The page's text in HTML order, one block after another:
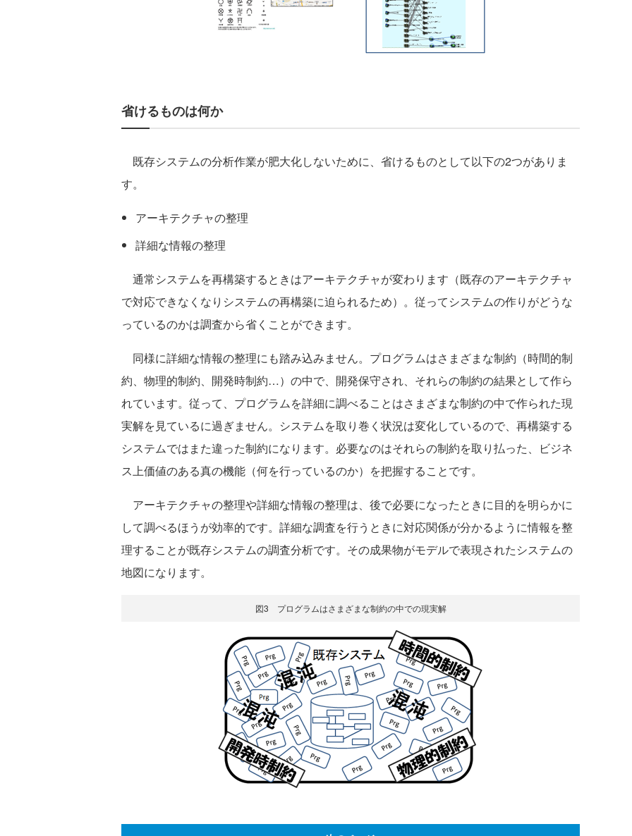
省けるものは何か
既存システムの分析作業が肥大化しないために、省けるものとして以下の2つがありま
す。
アーキテクチャの整理
詳細な情報の整理
通常システムを再構築するときはアーキテクチャが変わります（既存のアーキテクチャ
で対応できなくなりシステムの再構築に迫られるため）。従ってシステムの作りがどうな
っているのかは調査から省くことができます。
同様に詳細な情報の整理にも踏み込みません。プログラムはさまざまな制約（時間的制
約、物理的制約、開発時制約…）の中で、開発保守され、それらの制約の結果として作ら
れています。従って、プログラムを詳細に調べることはさまざまな制約の中で作られた現
実解を見ているに過ぎません。システムを取り巻く状況は変化しているので、再構築する
システムではまた違った制約になります。必要なのはそれらの制約を取り払った、ビジネ
ス上価値のある真の機能（何を行っているのか）を把握することです。
アーキテクチャの整理や詳細な情報の整理は、後で必要になったときに目的を明らかに
して調べるほうが効率的です。詳細な調査を行うときに対応関係が分かるように情報を整
理することが既存システムの調査分析です。その成果物がモデルで表現されたシステムの
地図になります。
図3 プログラムはさまざまな制約の中での現実解